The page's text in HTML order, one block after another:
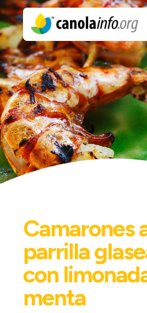
Camarones
parrilla
con
menta